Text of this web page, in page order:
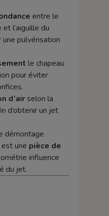
entre le
et l’aiguille du
pulvérisation
le chapeau
pour éviter
d’airselon la
d’obtenir un jet
démontage
une pièce de
influence
du jet.